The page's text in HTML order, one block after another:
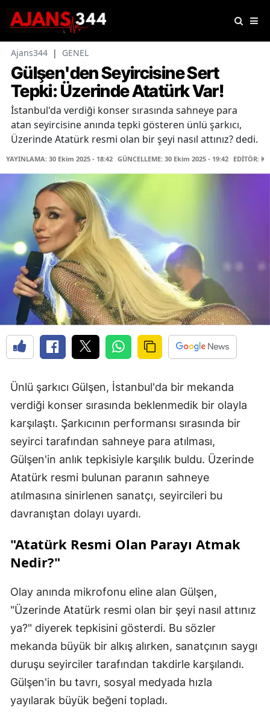
Ajans344 | GENEL
Gülşen'den Seyircisine Sert
Tepki: Üzerinde Atatürk Var!
İstanbul'da verdiği konser sırasında sahneye para
atan seyircisine anında tepki gösteren ünlü şarkıcı,
Üzerinde Atatürk resmi olan bir şeyi nasıl attınız? dedi.
YAYINLAMA: 30 Ekim 2025 - 18:42 GÜNCELLEME: 30 Ekim 2025 - 19:42 EDİTÖR:
Ünlü şarkıcı Gülşen, İstanbul'da bir mekanda
verdiği konser sırasında beklenmedik bir olayla
karşılaştı. Şarkıcının performansı sırasında bir
seyirci tarafından sahneye para atılması,
Gülşen'in anlık tepkisiyle karşılık buldu. Üzerinde
Atatürk resmi bulunan paranın sahneye
atılmasına sinirlenen sanatçı, seyircileri bu
davranıştan dolayı uyardı.
"Atatürk Resmi Olan Parayı Atmak
Nedir?"
Olay anında mikrofonu eline alan Gülşen,
"Üzerinde Atatürk resmi olan bir şeyi nasıl attınız
ya?" diyerek tepkisini gösterdi. Bu sözler
mekanda büyük bir alkış alırken, sanatçının saygı
duruşu seyirciler tarafından takdirle karşılandı.
Gülşen'in bu tavrı, sosyal medyada hızla
yayılarak büyük beğeni topladı.